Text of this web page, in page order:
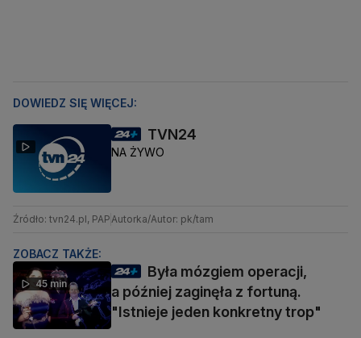
DOWIEDZ SIĘ WIĘCEJ:
TVN24
NA ŻYWO
Źródło: tvn24.pl, PAP Autorka/Autor: pk/tam
ZOBACZ TAKŻE:
45 min
Była mózgiem operacji,
a później zaginęła z fortuną.
"Istnieje jeden konkretny trop"